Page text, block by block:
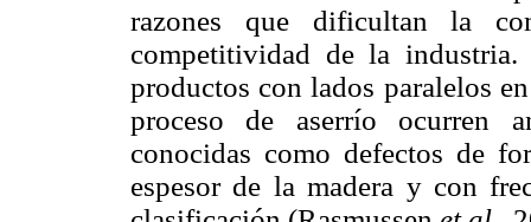
razones que dificultan la
competitividad de la
productos con lados paralelos
proceso de aserrío ocurren
conocidas como defectos de
espesor de la madera y con